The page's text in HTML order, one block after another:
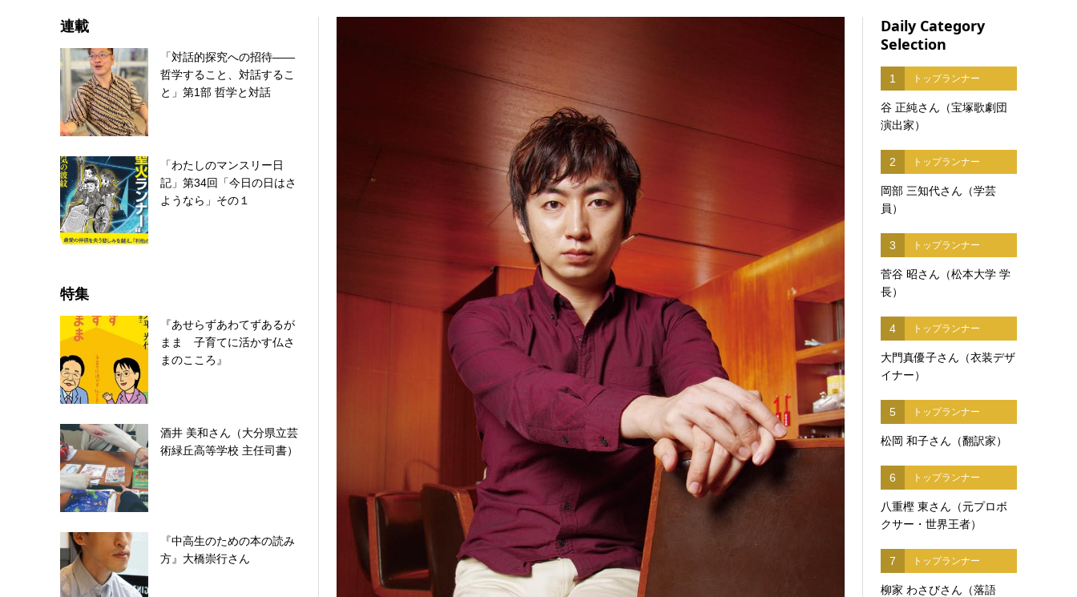
連載
「対話的探究への招待――
哲学すること、対話するこ
と」第1部 哲学と対話
「わたしのマンスリー日
記」第34回「今日の日はさ
ようなら」その１
特集
『あせらずあわてずあるが
まま 子育てに活かす仏さ
まのこころ』
酒井 美和さん（大分県立芸
術緑丘高等学校 主任司書）
『中高生のための本の読み
方』大橋崇行さん
Daily Category
Selection
1 トップランナー
谷 正純さん（宝塚歌劇団
演出家）
2 トップランナー
岡部 三知代さん（学芸
員）
3 トップランナー
菅谷 昭さん（松本大学 学
長）
4 トップランナー
大門真優子さん（衣装デザ
イナー）
5 トップランナー
松岡 和子さん（翻訳家）
6 トップランナー
八重樫 東さん（元プロボ
クサー・世界王者）
7 トップランナー
柳家 わさびさん（落語